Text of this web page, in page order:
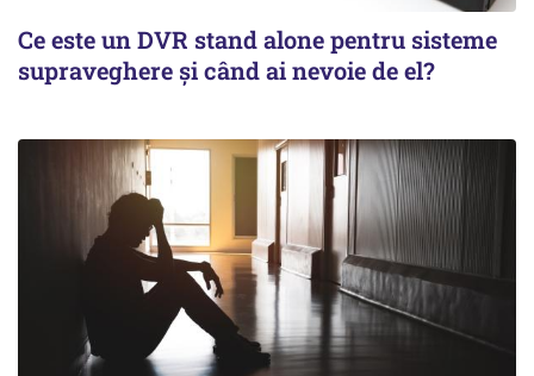
Ce este un DVR stand alone pentru sisteme
supraveghere și când ai nevoie de el?